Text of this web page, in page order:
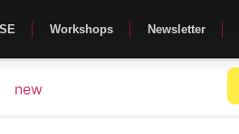
Workshops Newsletter